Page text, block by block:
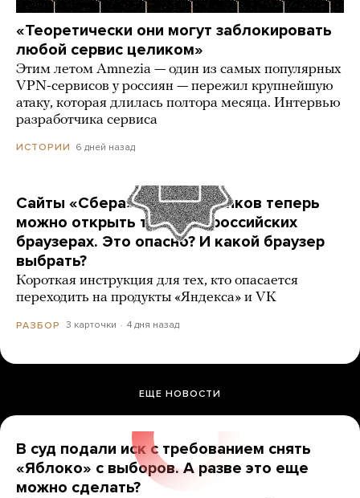
«Теоретически они могут заблокировать
любой сервис целиком»
Этим летом Amnezia — один из самых популярных
VPN-сервисов у россиян — пережил крупнейшую
атаку, которая длилась полтора месяца. Интервью
разработчика сервиса
ИСТОРИИ 6 дней назад
Сайты «Сбера» и других банков теперь
можно открыть только в российских
браузерах. Это опасно? И какой браузер
выбрать?
Короткая инструкция для тех, кто опасается
переходить на продукты «Яндекса» и VK
РАЗБОР 3 карточки 4 дня назад
ЕЩЕ НОВОСТИ
В суд подали иск с требованием снять
«Яблоко» с выборов. А разве это еще
можно сделать?